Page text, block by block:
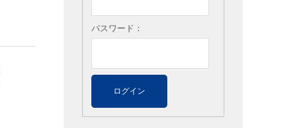
パスワード：